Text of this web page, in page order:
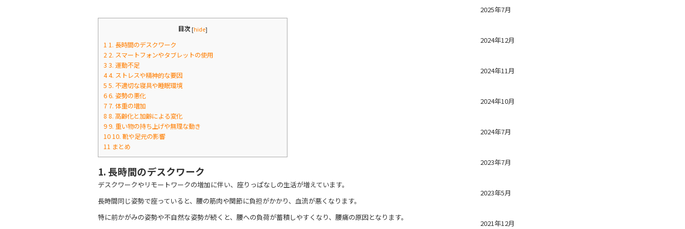
目次 [hide]
1 1. 長時間のデスクワーク
22. スマートフォンやタブレットの使用
3 3. 運動不足
44. ストレスや精神的な要因
5 5. 不適切な寝具や睡眠環境
66. 姿勢の悪化
7 7. 体重の増加
8 8. 高齢化と加齢による変化
99. 重い物の持ち上げや無理な動き
1010. 靴や足元の影響
11 まとめ
1. 長時間のデスクワーク
デスクワークやリモートワークの増加に伴い、座りっぱなしの生活が増えています。
長時間同じ姿勢で座っていると、腰の筋肉や関節に負担がかかり、血流が悪くなります。
特に前かがみの姿勢や不自然な姿勢が続くと、腰への負荷が蓄積しやすくなり、腰痛の原因となります。
2025年7月
2024年12月
2024年11月
2024年10月
2024年7月
2023年7月
2023年5月
2021年12月